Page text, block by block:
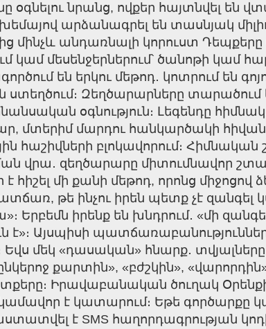
նրանց, ովքեր հայտնվել են
արձանագրել են տասնյակ
մինչև անդառնալի կորուստ
ում կամ մեսենջերներում՝ ծանոթի
են երկու մեթոդ․ կոտրում են
Զեղծարարները տարածում
օգնություն։ Լեգենդը
մարդու հանկարծակի
բլոկավորում։ Հիմնական
վրա․ զեղծարարը միտումնավոր
մի քանի մեթոդ, որոնց միջոցով
թե ինչու իրեն պետք չէ զանգել
Երբեմն իրենք են խնդրում․ «մի
է»։ Այսպիսի
մեկ «դասական» հնարք․ տվյալները
քարտին», «բժշկին»,
Իրավաբանական ծուղակ
է կատարում։ Եթե գործարքը
է SMS հաղորդագրության